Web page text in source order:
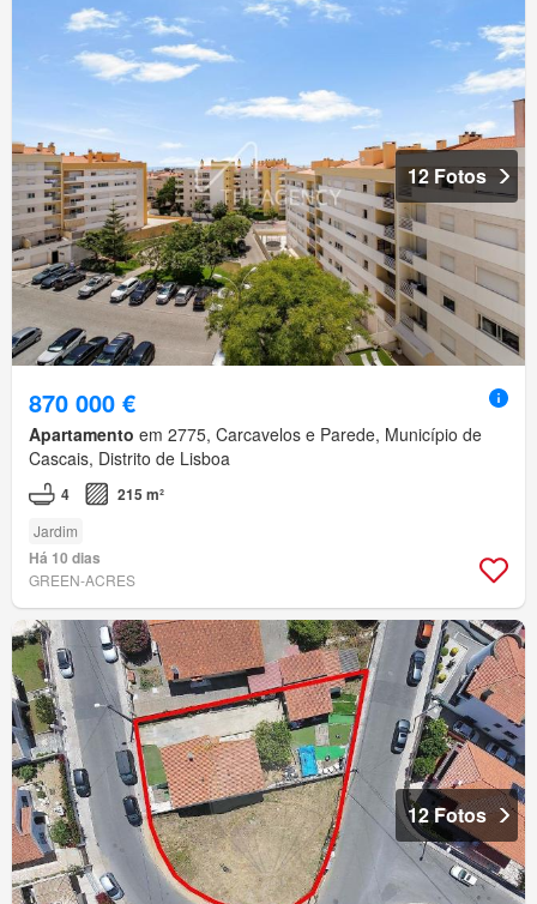
12 Fotos
870 000 €
Apartamento em 2775, Carcavelos e Parede, Município de
Cascais, Distrito de Lisboa
4 215 m²
Jardim
Há 10 dias
GREEN-ACRES
12 Fotos